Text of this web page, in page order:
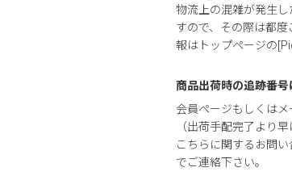
物流上の混雑が発生
すので、その際は都
報はトップページの
商品出荷時の追跡番号
会員ページもしくは
（出荷手配完了より
こちらに関するお問
でご連絡下さい。